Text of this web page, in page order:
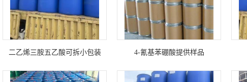
二乙烯三胺五乙酸可拆小包装 4-氰基苯硼酸提供样品